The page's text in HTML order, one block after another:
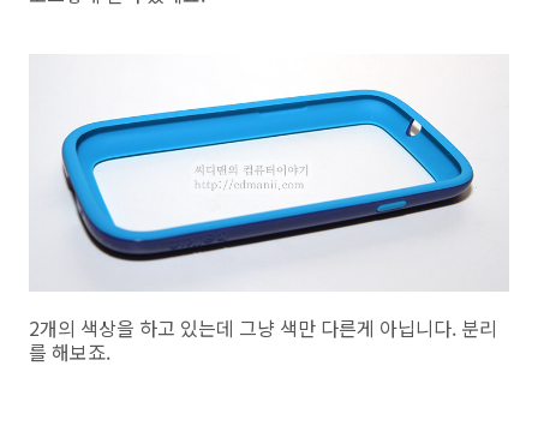
2개의 색상을 하고 있는데 그냥 색만 다른게 아닙니다. 분리
를 해보죠.